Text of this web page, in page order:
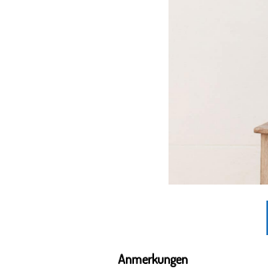
Anmerkungen